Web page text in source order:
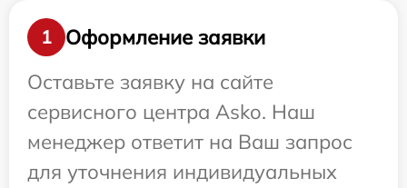
1
Оформление заявки
Оставьте заявку на сайте
сервисного центра Asko. Наш
менеджер ответит на Ваш запрос
для уточнения индивидуальных